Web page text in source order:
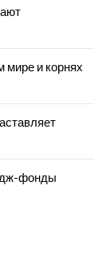
и корнях
фонды